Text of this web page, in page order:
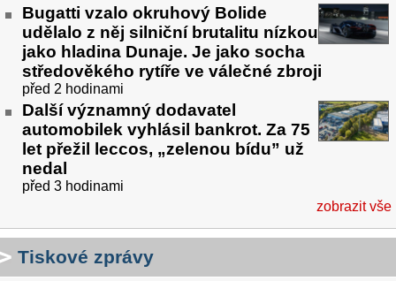
Bugatti vzalo okruhový Bolide
udělalo z něj silniční brutalitu nízkou
jako hladina Dunaje. Je jako socha
středověkého rytíře ve válečné zbroji
před 2 hodinami
Další významný dodavatel
automobilek vyhlásil bankrot. Za 75
let přežil leccos, „zelenou bídu” už
nedal
před 3 hodinami
zobrazit vše
Tiskové zprávy